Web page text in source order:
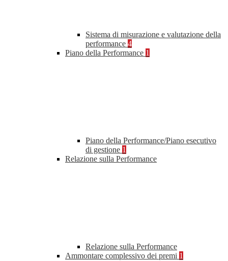
Sistema di misurazione e valutazione della
performance 4
Piano della Performance 1
Piano della Performance/Piano esecutivo
di gestione 1
Relazione sulla Performance
Relazione sulla Performance
Ammontare complessivo dei premi 1